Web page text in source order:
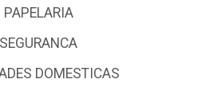
PAPELARIA
SEGURANCA
DOMESTICAS